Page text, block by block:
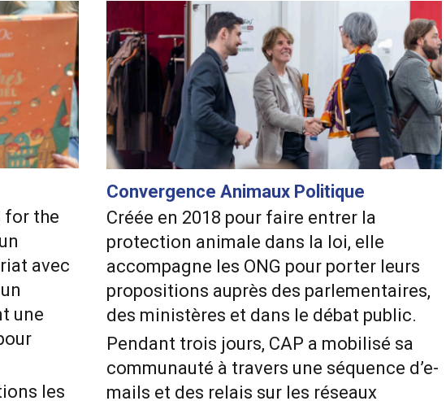
for the
avec
une
les
Convergence Animaux Politique
Créée en 2018 pour faire entrer la
protection animale dans la loi, elle
accompagne les ONG pour porter leurs
propositions auprès des parlementaires,
des ministères et dans le débat public.
Pendant trois jours, CAP a mobilisé sa
communauté à travers une séquence d’e-
mails et des relais sur les réseaux